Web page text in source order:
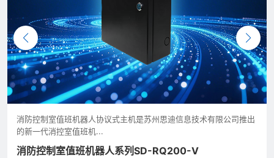
E管服平台是面向中小企业的一款轻便化的消防管理服务平台，为面
广量大的产业用户提供...
E管服-消防安全管理平台